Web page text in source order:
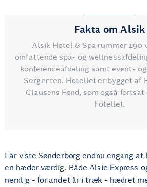
Fakta om Alsik
Alsik Hotel & Spa rummer 190
omfattende spa- og
konferenceafdeling samt event-
Sergenten. Hotellet er bygget af
Clausens Fond, som også fortsat
hotellet.
I år viste Sønderborg endnu engang at
en hæder værdig. Både Alsie Express
nemlig - for andet år i træk - hædret